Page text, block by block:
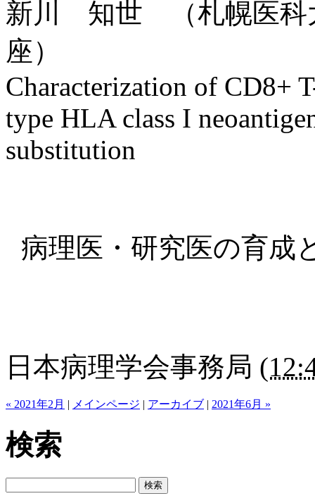
新川 知世 （札幌医科
座）
Characterization of CD8+
type HLA class I
substitution
病理医・研究医の育
日本病理学会事務局 (
« 2021年2月 | メインページ | アーカイブ | 2021年6月 »
検索